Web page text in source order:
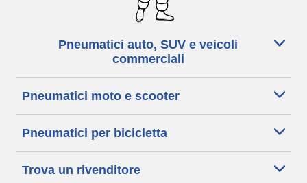
Pneumatici auto, SUV e veicoli
commerciali
Pneumatici moto e scooter
Pneumatici per bicicletta
Trova un rivenditore